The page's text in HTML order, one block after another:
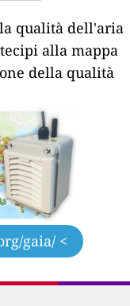
qualità dell'aria
alla mappa
della qualità
gaia/ <